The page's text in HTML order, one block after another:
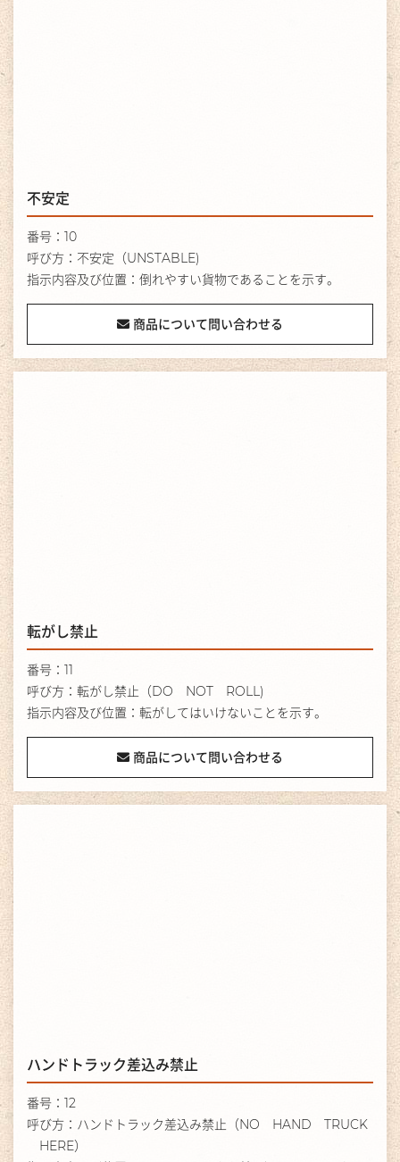
不安定
番号：10
呼び方：不安定（UNSTABLE)
指示内容及び位置：倒れやすい貨物であることを示す。
商品について問い合わせる
転がし禁止
番号：11
呼び方：転がし禁止（DO NOT ROLL)
指示内容及び位置：転がしてはいけないことを示す。
商品について問い合わせる
ハンドトラック差込み禁止
番号：12
呼び方：ハンドトラック差込み禁止（NO HAND TRUCK
HERE）